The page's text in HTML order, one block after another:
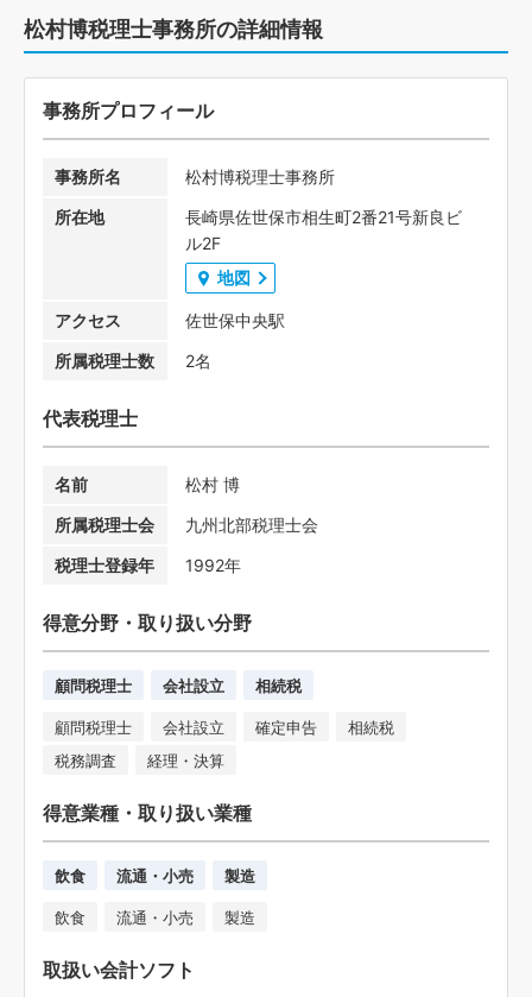
松村博税理士事務所の詳細情報
事務所プロフィール
事務所名
松村博税理士事務所
所在地
長崎県佐世保市相生町2番21号新良ビ
ル2F
地図
アクセス
佐世保中央駅
所属税理士数
2名
代表税理士
名前
松村 博
所属税理士会
九州北部税理士会
税理士登録年
1992年
得意分野・取り扱い分野
顧問税理士 会社設立 相続税
顧問税理士 会社設立 確定申告
相続税
税務調査
経理・決算
得意業種・取り扱い業種
飲食 流通・小売 製造
飲食 流通・小売 製造
取扱い会計ソフト